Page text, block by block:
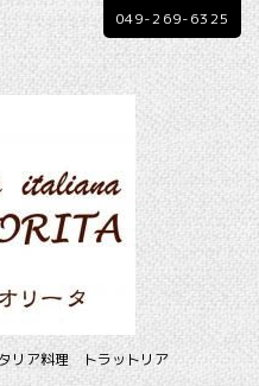
リア料理 トラットリア
049-269-6325